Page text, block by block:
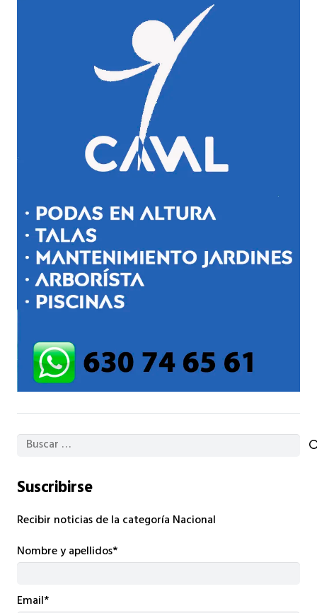
Buscar:
Suscribirse
Recibir noticias de la categoría Nacional
Nombre y apellidos*
Email*